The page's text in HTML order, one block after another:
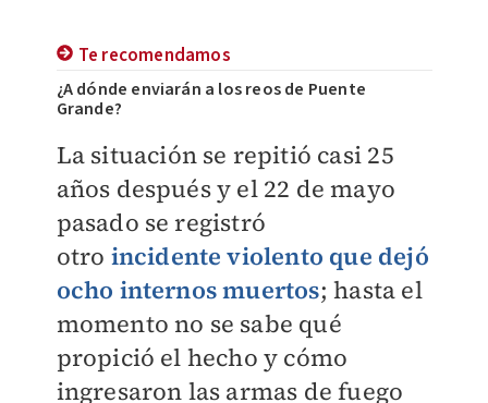
Te recomendamos
¿A dónde enviarán a los reos de Puente
Grande?
La situación se repitió casi 25
años después y el 22 de mayo
pasado se registró
otro incidente violento que dejó
ocho internos muertos; hasta el
momento no se sabe qué
propició el hecho y cómo
ingresaron las armas de fuego